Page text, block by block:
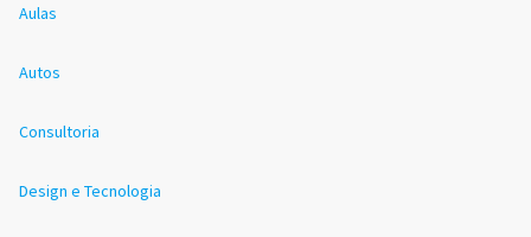
Aulas
Autos
Consultoria
Design e Tecnologia